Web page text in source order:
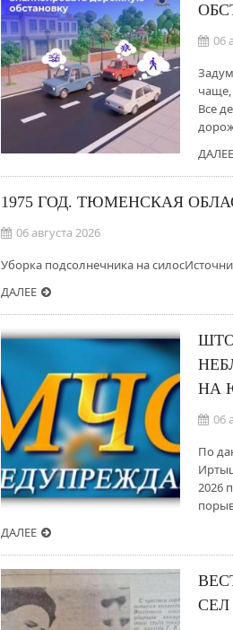
06
чаще,
Все
ДАЛЕЕ
1975 ГОД. ТЮМЕНСКАЯ
06 августа 2026
Уборка подсолнечника на
ДАЛЕЕ
НА
06
По
2026
ДАЛЕЕ
СЕЛ